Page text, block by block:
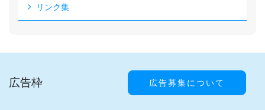
リンク集
広告枠 広告募集について